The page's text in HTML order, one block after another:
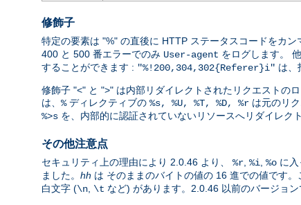
修飾子
特定の要素は "%" の直後に HTTP ステータスコードをカ
400 と 500 番エラーでのみ User-agent をログします。
することができます : "%!200,304,302{Referer}i" は、
修飾子 "<" と ">" は内部リダイレクトされたリクエストの
は、 %ディレクティブの %s, %U, %T, %D, %r は元のリ
%>s を、内部的に認証されていないリソースへリダイレク
その他注意点
セキュリティ上の理由により 2.0.46 より、 %r, %i, %o に
ました。 hh は そのままのバイトの値の 16 進での値です
白文字 (\n, \t など) があります。2.0.46 以前のバージョ